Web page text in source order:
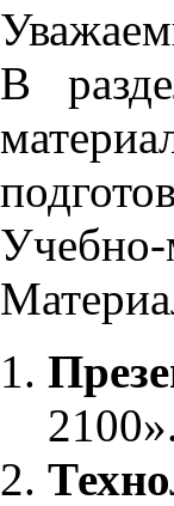
В
Учебно-